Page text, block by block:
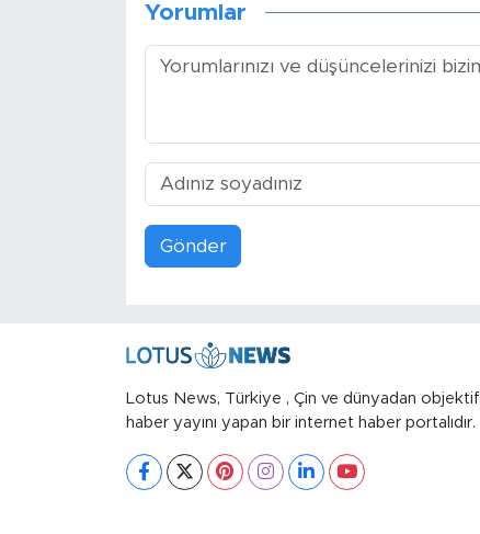
Yorumlar
Gönder
Lotus News, Türkiye , Çin ve dünyadan objektif
haber yayını yapan bir internet haber portalıdır.